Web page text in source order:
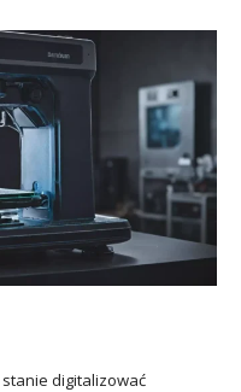
digitalizować